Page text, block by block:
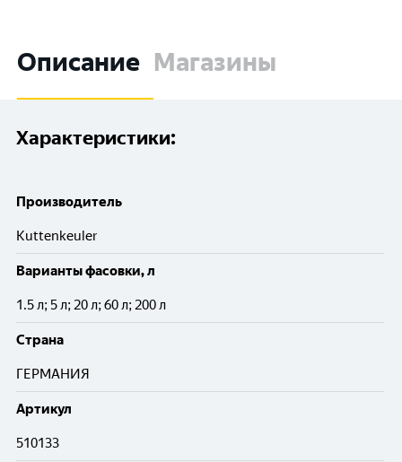
Описание Магазины
Характеристики:
Производитель
Kuttenkeuler
Варианты фасовки, л
1.5 л; 5 л; 20 л; 60 л; 200 л
Cтрана
ГЕРМАНИЯ
Артикул
510133